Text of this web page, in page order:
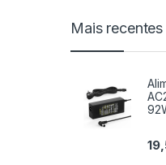
Mais recentes